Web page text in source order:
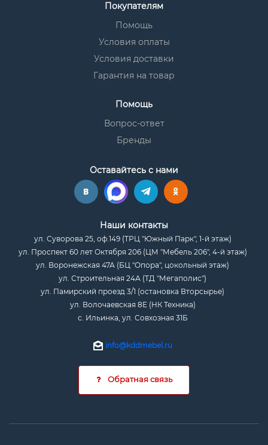
Покупателям
Помощь
Условия оплаты
Условия доставки
Гарантия на товар
Помощь
Вопрос-ответ
Бренды
Оставайтесь с нами
Наши контакты
ул. Суворова 25, оф.149 (ТРЦ "Южный Парк", 1-й этаж)
ул. Проспект 60 лет Октября 206 (ЦМ "Мебель 206", 4-й этаж)
ул. Воронежская 47А (БЦ "Опора", цокольный этаж)
ул. Строительная 24А (ТД "Мегаполис")
ул. Памирский проезд 3/1 (остановка Вторсырье)
ул. Волочаевская 8Е (НК Техника)
с. Ильинка, ул. Совхозная 31Б
info@kddmebel.ru
Обратная связь